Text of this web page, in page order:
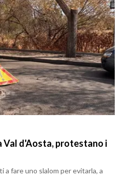
Val d'Aosta, protestano i
fare uno slalom per evitarla, a